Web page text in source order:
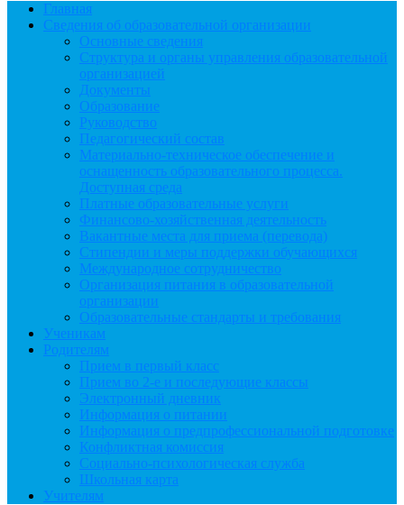
Главная
Сведения об образовательной организации
Основные сведения
Структура и органы управления образовательной
организацией
Документы
Образование
Руководство
Педагогический состав
Материально-техническое обеспечение и
оснащенность образовательного процесса.
Доступная среда
Платные образовательные услуги
Финансово-хозяйственная деятельность
Вакантные места для приема (перевода)
Стипендии и меры поддержки обучающихся
Международное сотрудничество
Организация питания в образовательной
организации
Образовательные стандарты и требования
Ученикам
Родителям
Прием в первый класс
Прием во 2-е и последующие классы
Электронный дневник
Информация о питании
Информация о предпрофессиональной подготовке
Конфликтная комиссия
Социально-психологическая служба
Школьная карта
Учителям